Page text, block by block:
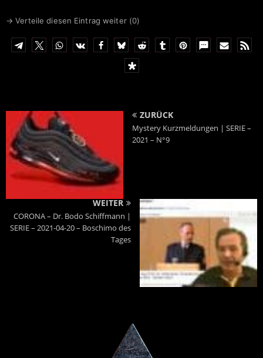
→ Verteile diesen Eintrag weiter (0)
ZURÜCK
Mystery Kurzmeldungen | SERIE –
2021 – N°9
WEITER
CORONA – Dr. Bodo Schiffmann |
SERIE – 2021-04-20 – Boschimo des
Tages